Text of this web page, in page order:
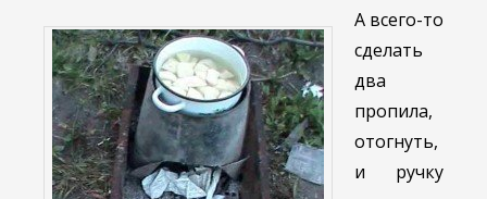
А всего-то
сделать
два
пропила,
отогнуть,
и ручку